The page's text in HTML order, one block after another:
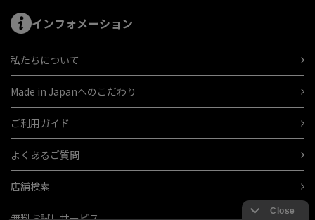
インフォメーション
私たちについて
Made in Japanへのこだわり
ご利用ガイド
よくあるご質問
店舗検索